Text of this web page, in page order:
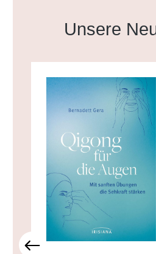
Produktgalerie überspringen
Unsere